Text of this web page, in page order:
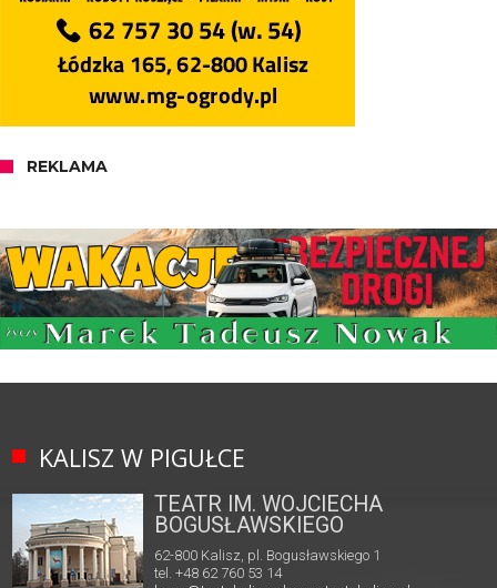
REKLAMA
KALISZ W PIGUŁCE
TEATR IM. WOJCIECHA
BOGUSŁAWSKIEGO
62-800 Kalisz, pl. Bogusławskiego 1
tel. +48 62 760 53 14